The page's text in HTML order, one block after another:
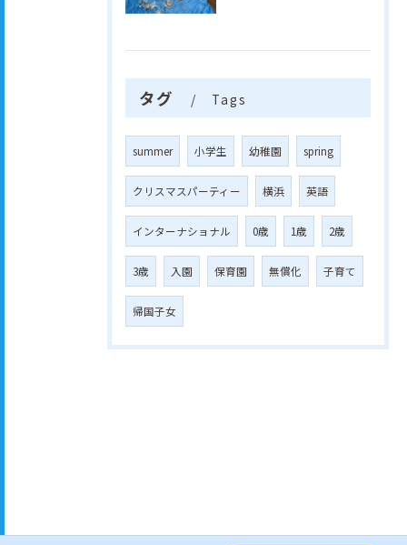
タグ Tags
summer 小学生 幼稚園 spring
クリスマスパーティー 横浜 英語
インターナショナル 0歳 1歳 2歳
3歳 入園 保育園 無償化 子育て
帰国子女